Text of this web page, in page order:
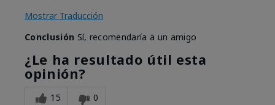
Mostrar Traducción
Conclusión Sí, recomendaría a un amigo
¿Le ha resultado útil esta
opinión?
15 0